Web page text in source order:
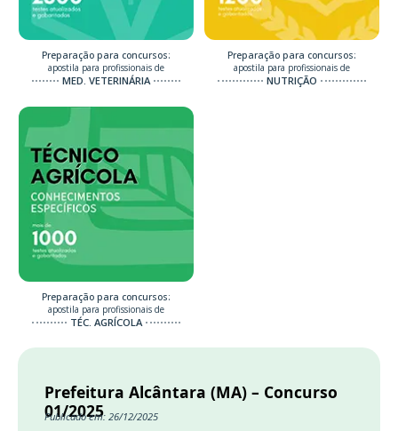
Preparação para concursos:
apostila para profissionais de
MED. VETERINÁRIA
Preparação para concursos:
apostila para profissionais de
NUTRIÇÃO
Preparação para concursos:
apostila para profissionais de
TÉC. AGRÍCOLA
Prefeitura Alcântara (MA) – Concurso
01/2025
Publicado em: 26/12/2025